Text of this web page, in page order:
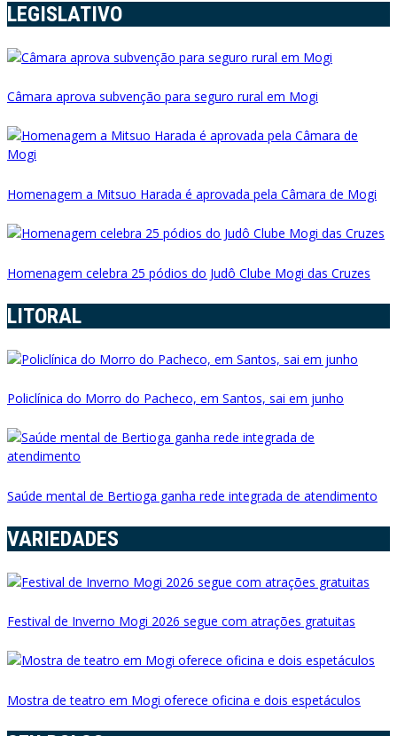
LEGISLATIVO
Câmara aprova subvenção para seguro rural em Mogi
Homenagem a Mitsuo Harada é aprovada pela Câmara de Mogi
Homenagem celebra 25 pódios do Judô Clube Mogi das Cruzes
LITORAL
Policlínica do Morro do Pacheco, em Santos, sai em junho
Saúde mental de Bertioga ganha rede integrada de atendimento
VARIEDADES
Festival de Inverno Mogi 2026 segue com atrações gratuitas
Mostra de teatro em Mogi oferece oficina e dois espetáculos